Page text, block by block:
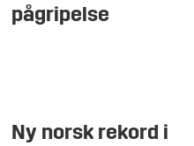
pågripelse
Ny norsk rekord i